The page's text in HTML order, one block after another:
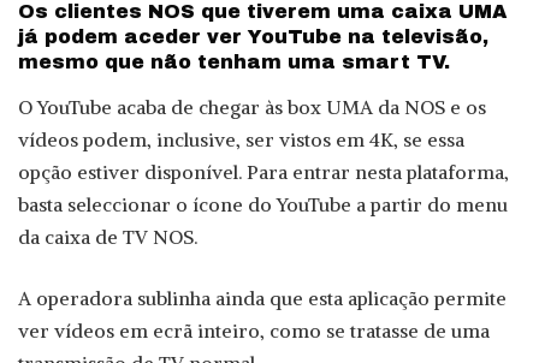
Os clientes NOS que tiverem uma caixa UMA
já podem aceder ver YouTube na televisão,
mesmo que não tenham uma smart TV.
O YouTube acaba de chegar às box UMA da NOS e os
vídeos podem, inclusive, ser vistos em 4K, se essa
opção estiver disponível. Para entrar nesta plataforma,
basta seleccionar o ícone do YouTube a partir do menu
da caixa de TV NOS.
A operadora sublinha ainda que esta aplicação permite
ver vídeos em ecrã inteiro, como se tratasse de uma